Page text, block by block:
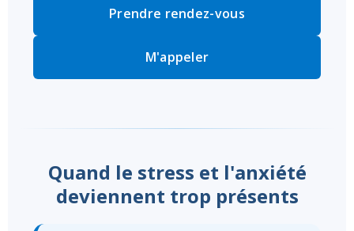
Prendre rendez-vous
M'appeler
Quand le stress et l'anxiété
deviennent trop présents